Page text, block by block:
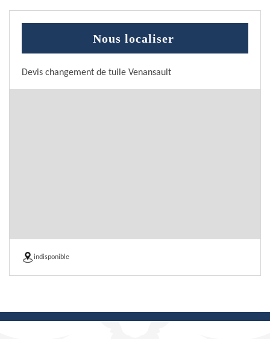
Nous localiser
Devis changement de tuile Venansault
indisponible